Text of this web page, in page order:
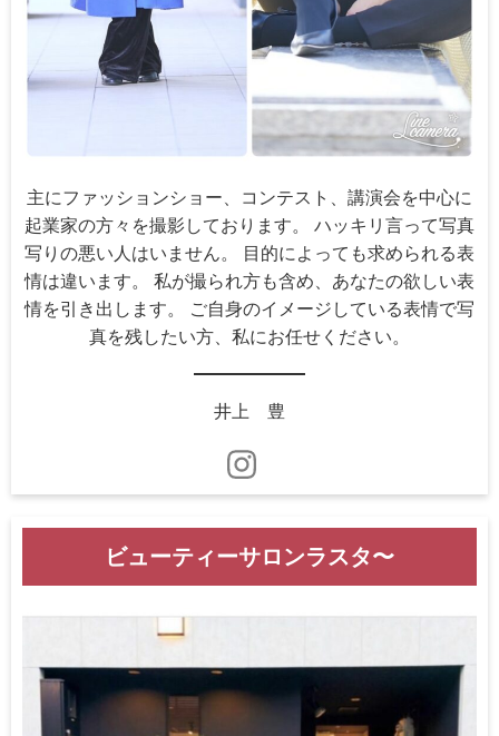
主にファッションショー、コンテスト、講演会を中心に
起業家の方々を撮影しております。 ハッキリ言って写真
写りの悪い人はいません。 目的によっても求められる表
情は違います。 私が撮られ方も含め、あなたの欲しい表
情を引き出します。 ご自身のイメージしている表情で写
真を残したい方、私にお任せください。
井上 豊
ビューティーサロンラスタ〜